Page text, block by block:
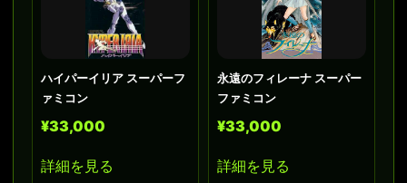
ハイパーイリア スーパーフ
ァミコン
¥33,000
詳細を見る
永遠のフィレーナ スーパー
ファミコン
¥33,000
詳細を見る